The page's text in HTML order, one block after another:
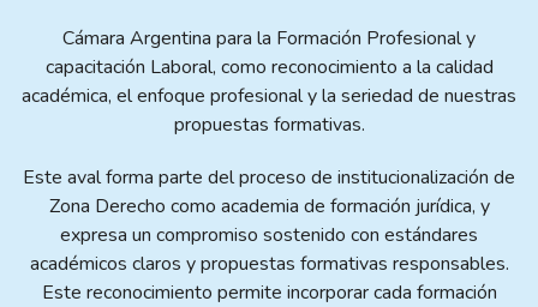
Cámara Argentina para la Formación Profesional y
capacitación Laboral, como reconocimiento a la calidad
académica, el enfoque profesional y la seriedad de nuestras
propuestas formativas.
Este aval forma parte del proceso de institucionalización de
Zona Derecho como academia de formación jurídica, y
expresa un compromiso sostenido con estándares
académicos claros y propuestas formativas responsables.
Este reconocimiento permite incorporar cada formación